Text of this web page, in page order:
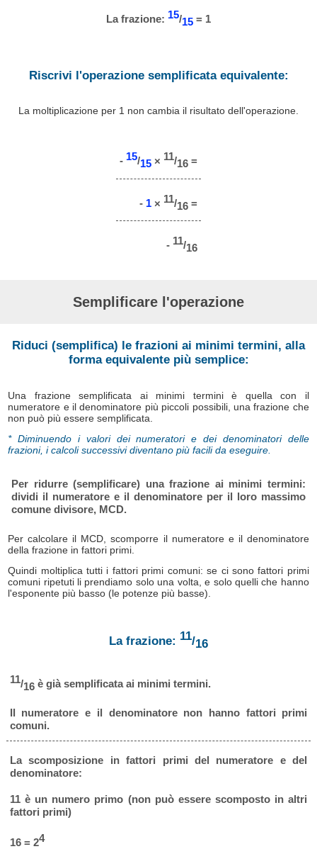
La frazione: 15/15 = 1
Riscrivi l'operazione semplificata equivalente:
La moltiplicazione per 1 non cambia il risultato dell'operazione.
- 15/15 × 11/16 =
- 1 × 11/16 =
- 11/16
Semplificare l'operazione
Riduci (semplifica) le frazioni ai minimi termini, alla
forma equivalente più semplice:
Una frazione semplificata ai minimi termini è quella con il
numeratore e il denominatore più piccoli possibili, una frazione che
non può più essere semplificata.
* Diminuendo i valori dei numeratori e dei denominatori delle
frazioni, i calcoli successivi diventano più facili da eseguire.
Per ridurre (semplificare) una frazione ai minimi termini:
dividi il numeratore e il denominatore per il loro massimo
comune divisore, MCD.
Per calcolare il MCD, scomporre il numeratore e il denominatore
della frazione in fattori primi.
Quindi moltiplica tutti i fattori primi comuni: se ci sono fattori primi
comuni ripetuti li prendiamo solo una volta, e solo quelli che hanno
l'esponente più basso (le potenze più basse).
La frazione: 11/16
11/16è già semplificata ai minimi termini.
Il numeratore e il denominatore non hanno fattori primi
comuni.
La scomposizione in fattori primi del numeratore e del
denominatore:
11 è un numero primo (non può essere scomposto in altri
fattori primi)
16 = 24